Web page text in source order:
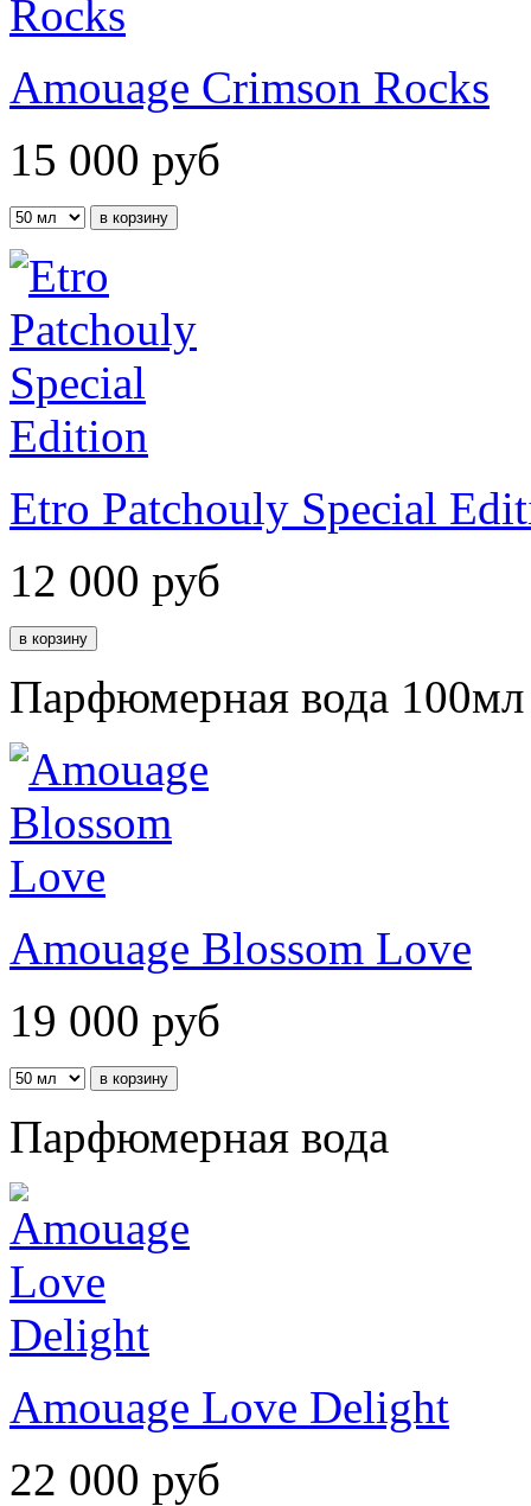
Amouage Crimson Rocks
15 000 руб
Etro Patchouly Special
12 000 руб
Парфюмерная вода 100мл
Amouage Blossom Love
19 000 руб
Парфюмерная вода
Amouage Love Delight
22 000 руб